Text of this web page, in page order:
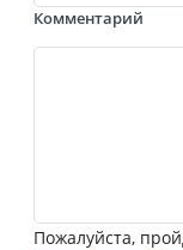
Комментарий
Пожалуйста,